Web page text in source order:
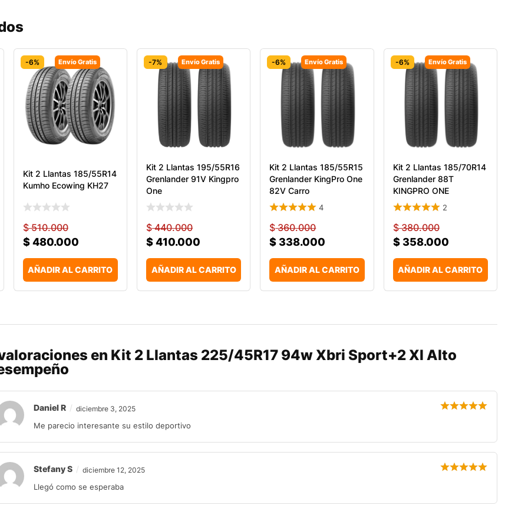
-6% Envío Gratis
Kit 2 Llantas 185/55R14
Kumho Ecowing KH27
$510.000
$480.000
AÑADIR AL CARRITO
-7% Envío Gratis
Kit 2 Llantas 195/55R16
Grenlander 91V Kingpro
One
$440.000
$410.000
AÑADIR AL CARRITO
-6% Envío Gratis
Kit 2 Llantas 185/55R15
Grenlander KingPro One
82V Carro
4
$360.000
$338.000
AÑADIR AL CARRITO
-6% Envío Gratis
Kit 2 Llantas 185/70R14
Grenlander 88T
KINGPRO ONE
2
$380.000
$358.000
AÑADIR AL CARRITO
en Kit 2 Llantas 225/45R17 94w Xbri Sport+2 Xl Alto
Daniel R diciembre 3, 2025
Me parecio interesante su estilo deportivo
Stefany S diciembre 12, 2025
Llegó como se esperaba